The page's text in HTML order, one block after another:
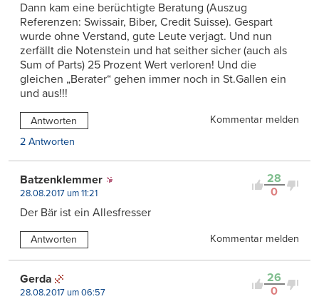
Dann kam eine berüchtigte Beratung (Auszug
Referenzen: Swissair, Biber, Credit Suisse). Gespart
wurde ohne Verstand, gute Leute verjagt. Und nun
zerfällt die Notenstein und hat seither sicher (auch als
Sum of Parts) 25 Prozent Wert verloren! Und die
gleichen „Berater“ gehen immer noch in St.Gallen ein
und aus!!!
Antworten
Kommentar melden
2 Antworten
28
0
Batzenklemmer
28.08.2017 um 11:21
Der Bär ist ein Allesfresser
Antworten Kommentar melden
26
0
Gerda
28.08.2017 um 06:57